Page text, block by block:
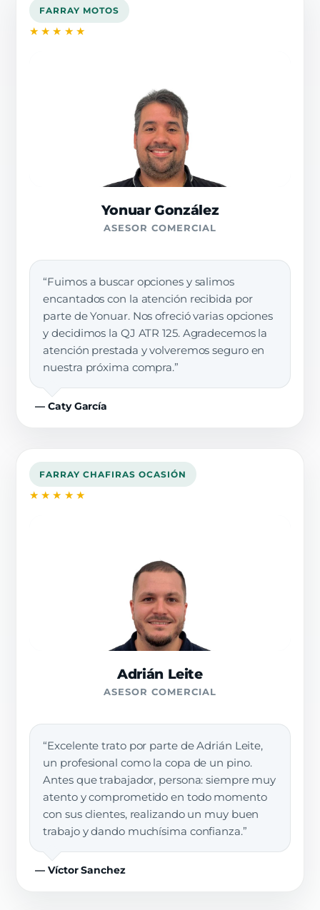
FARRAY MOTOS
★★★★★
Yonuar González
ASESOR COMERCIAL
“Fuimos a buscar opciones y salimos
encantados con la atención recibida por
parte de Yonuar. Nos ofreció varias opciones
y decidimos la QJ ATR 125. Agradecemos la
atención prestada y volveremos seguro en
nuestra próxima compra.”
— Caty García
FARRAY CHAFIRAS OCASIÓN
★★★★★
Adrián Leite
ASESOR COMERCIAL
“Excelente trato por parte de Adrián Leite,
un profesional como la copa de un pino.
Antes que trabajador, persona: siempre muy
atento y comprometido en todo momento
con sus clientes, realizando un muy buen
trabajo y dando muchísima confianza.”
— Víctor Sanchez